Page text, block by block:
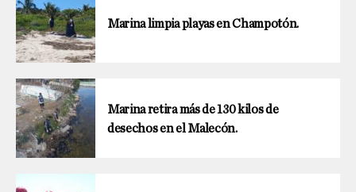
Marina limpia playas en Champotón.
Marina retira más de 130 kilos de
desechos en el Malecón.